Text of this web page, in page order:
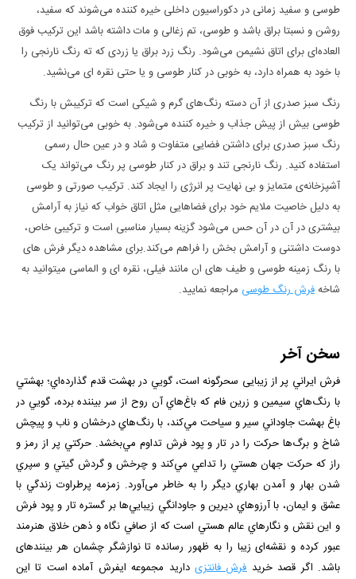
طوسی و سفید زمانی در دکوراسیون داخلی خیره کننده می‌شوند که سفید،
روشن و نسبتا براق باشد و طوسی، تم زغالی و مات داشته باشد این ترکیب فوق
العاده‌ای برای اتاق نشیمن می‌شود. رنگ زرد براق یا زردی که ته رنگ نارنجی را
با خود به همراه دارد، به خوبی در کنار طوسی و یا حتی نقره ای می‌نشید.
رنگ سبز صدری از آن دسته رنگ‌های گرم و شیکی است که ترکیبش با رنگ
طوسی بیش از پیش جذاب و خیره کننده می‌شود. به خوبی می‌توانید از ترکیب
رنگ سبز صدری برای داشتن فضایی متفاوت و شاد و در عین حال رسمی
استفاده کنید. رنگ نارنجی تند و براق در کنار طوسی پر رنگ می‌تواند یک
آشپزخانه‌ی متمایز و بی نهایت پر انرژی را ایجاد کند. ترکیب صورتی و طوسی
به دلیل خاصیت ملایم خود برای فضا‌هایی مثل اتاق خواب که نیاز به آرامش
بیشتری در آن در آن حس می‌شود گزینه بسیار مناسبی است و ترکیبی خاص،
دوست داشتنی و آرامش بخش را فراهم می‌کند.برای مشاهده دیگر فرش های
با رنگ زمینه طوسی و طیف های ان مانند فیلی، نقره ای و الماسی میتوانید به
شاخهفرش رنگ طوسی مراجعه نمایید.
سخن آخر
فرش ايراني پر از زيبایی سحرگونه است، گويي در بهشت قدم گذارده‌اي؛ بهشتي
با رنگ‌هاي سيمين و زرين فام كه باغ‌هاي آن روح از سر بيننده برده، ‌گويي در
باغ بهشت جاوداني سير و سياحت مي‌كند، با رنگ‌هاي درخشان و ناب و پیچش
شاخ و برگ‌ها حركت را در تار و پود فرش تداوم مي‌بخشد. حركتي پر از رمز و
راز كه حركت جهان هستي را تداعي مي‌كند و چرخش و گردش گيتي و سپري
شدن بهار و آمدن بهاري ديگر را به خاطر می‌آورد. زمزمه پرطراوت زندگي با
عشق و ايمان، با آرزوهاي ديرين و جاودانگي زيبايي‌ها بر گستره تار و پود فرش
و اين نقش و نگارهاي عالم هستي است كه از صافي نگاه و ذهن خلاق هنرمند
عبور كرده و نقشه‌ای زیبا را به ظهور رسانده تا نوازشگر چشمان هر بیننده­ای
باشد. اگر قصد خرید فرش فانتزی دارید مجموعه ایفرش آماده است تا این